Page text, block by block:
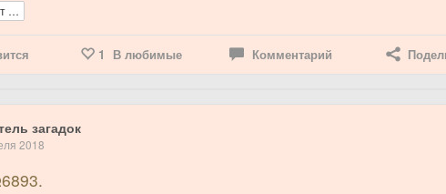
…
1 В любимые Комментарий
загадок
2018